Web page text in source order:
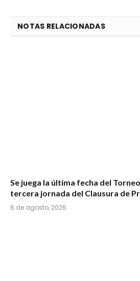
NOTAS RELACIONADAS
Se juega la última fecha del
tercera jornada del Clausura de
6 de agosto, 2026